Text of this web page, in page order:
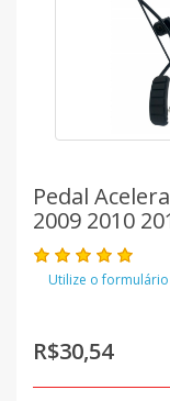
Pedal
2009 2010
Utilize o
R$30,54